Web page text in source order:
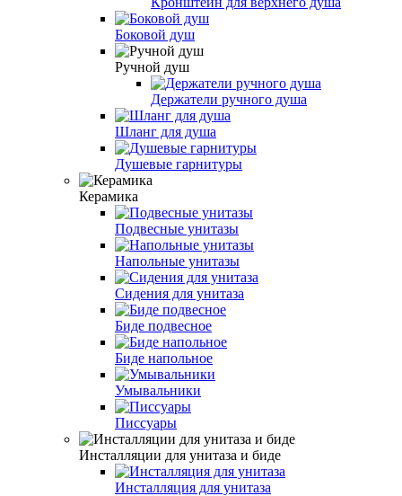
Боковой душ
Ручной душ
Держатели ручного душа
Шланг для душа
Душевые гарнитуры
Керамика
Подвесные унитазы
Напольные унитазы
Сидения для унитаза
Биде подвесное
Биде напольное
Умывальники
Писсуары
Инсталляции для унитаза и биде
Инсталляция для унитаза